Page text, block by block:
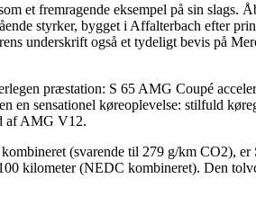
et fremragende eksempel på sin slags.
styrker, bygget i Affalterbach efter
underskrift også et tydeligt bevis på
præstation: S 65 AMG Coupé
en sensationel køreoplevelse: stilfuld
af AMG V12.
(svarende til 279 g/km CO2),
kilometer (NEDC kombineret). Den